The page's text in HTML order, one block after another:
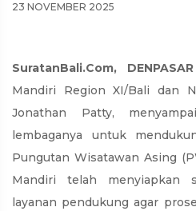
23 NOVEMBER 2025
SuratanBali.Com, DENPASAR
Mandiri Region XI/Bali dan
Jonathan Patty,
lembaganya untuk
Pungutan Wisatawan Asing
Mandiri telah menyiapkan
layanan pendukung agar